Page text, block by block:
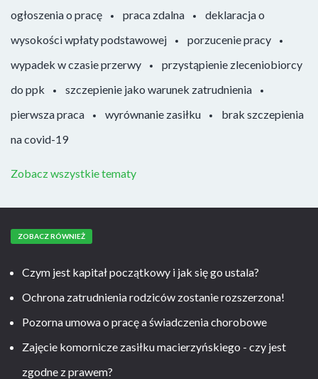
ogłoszenia o pracę praca zdalna
deklaracja o
wysokości wpłaty podstawowej
porzucenie pracy
wypadek w czasie przerwy
przystąpienie zleceniobiorcy
do ppk
szczepienie jako warunek zatrudnienia
pierwsza praca
wyrównanie zasiłku
brak szczepienia
na covid-19
Zobacz wszystkie tematy
ZOBACZ RÓWNIEŻ
Czym jest kapitał początkowy i jak się go ustala?
Ochrona zatrudnienia rodziców zostanie rozszerzona!
Pozorna umowa o pracę a świadczenia chorobowe
Zajęcie komornicze zasiłku macierzyńskiego - czy jest
zgodne z prawem?